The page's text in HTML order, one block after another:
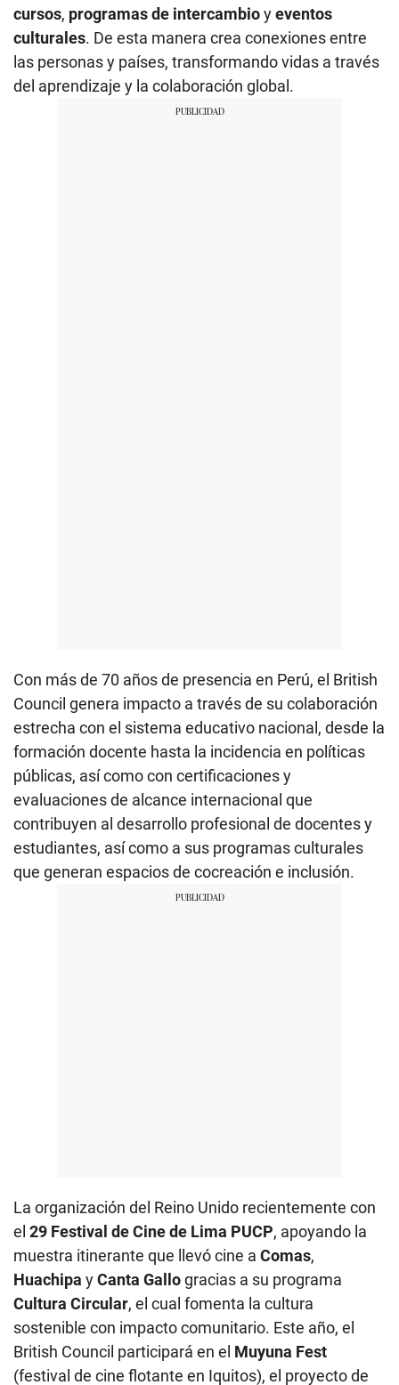
cursos, programas de intercambioyeventos
culturales. De esta manera crea conexiones entre
las personas y países, transformando vidas a través
del aprendizaje y la colaboración global.
Con más de 70 años de presencia en Perú, el British
Council genera impacto a través de su colaboración
estrecha con el sistema educativo nacional, desde la
formación docente hasta la incidencia en políticas
públicas, así como con certificaciones y
evaluaciones de alcance internacional que
contribuyen al desarrollo profesional de docentes y
estudiantes, así como a sus programas culturales
que generan espacios de cocreación e inclusión.
La organización del Reino Unido recientemente con
el 29 Festival de Cine de Lima PUCP, apoyando la
muestra itinerante que llevó cine a Comas,
Huachipa yCanta Gallogracias a su programa
Cultura Circular, el cual fomenta la cultura
sostenible con impacto comunitario. Este año, el
British Council participará en el Muyuna Fest
(festival de cine flotante en Iquitos), el proyecto de